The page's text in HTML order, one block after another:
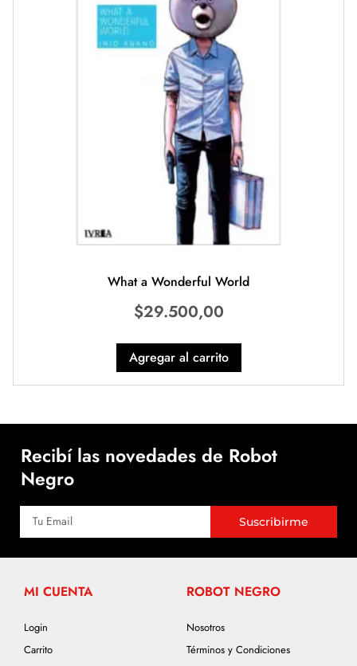
What a Wonderful World
$29.500,00
Agregar al carrito
Recibí las novedades de Robot
Negro
Suscribirme
MI CUENTA
Login
Carrito
ROBOT NEGRO
Nosotros
Términos y Condiciones